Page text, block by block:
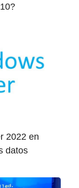
2022 en
datos